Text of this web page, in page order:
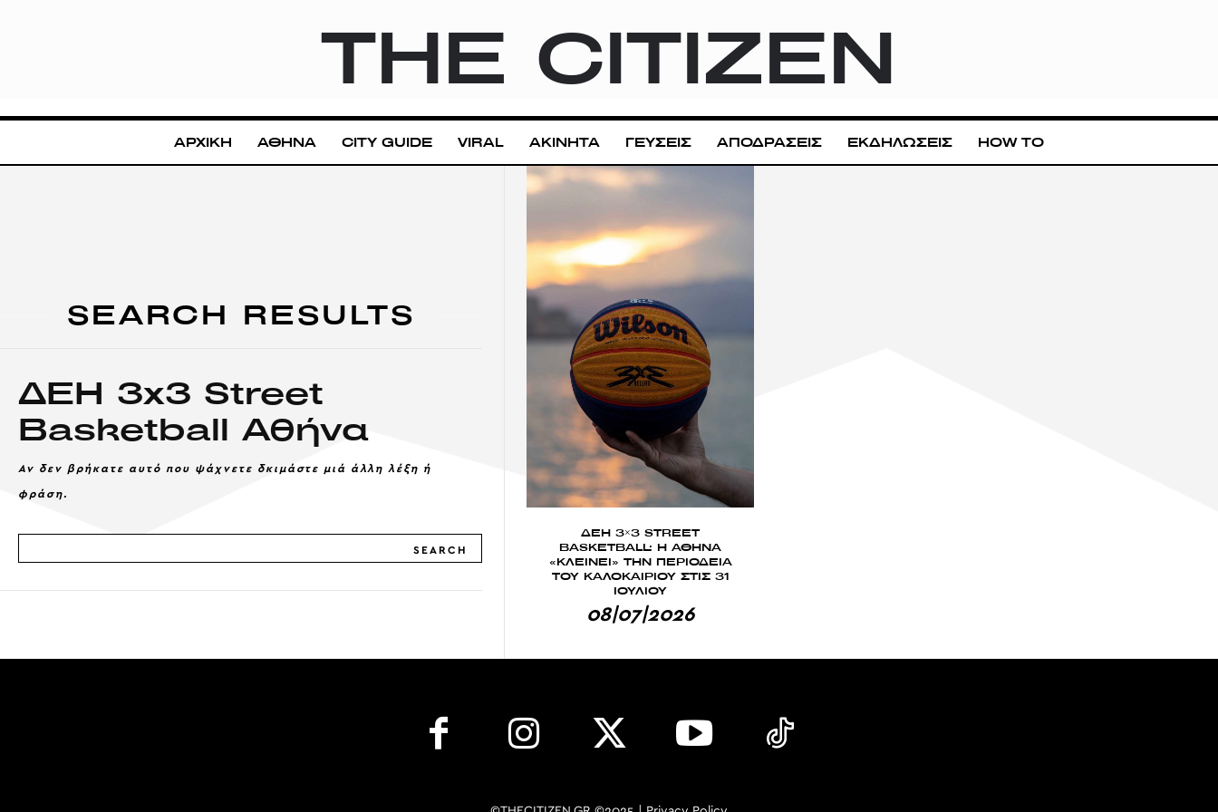
THE CITIZEN
ΑΡΧΙΚΗ ΑΘΗΝΑ CITY GUIDE VIRAL ΑΚΙΝΗΤΑ ΓΕΥΣΕΙΣ ΑΠΟΔΡΑΣΕΙΣ ΕΚΔΗΛΩΣΕΙΣ HOW TO
SEARCH RESULTS
ΔΕΗ 3x3 Street
Basketball Αθήνα
Αν δεν βρήκατε αυτό που ψάχνετε δκιμάστε μιά άλλη λέξη ή
φράση.
SEARCH
ΔΕΗ 3×3 STREET
BASKETBALL: Η ΑΘΗΝΑ
«ΚΛΕΙΝΕΙ» ΤΗΝ ΠΕΡΙΟΔΕΙΑ
ΤΟΥ ΚΑΛΟΚΑΙΡΙΟΥ ΣΤΙΣ 31
ΙΟΥΛΙΟΥ
08|07|2026